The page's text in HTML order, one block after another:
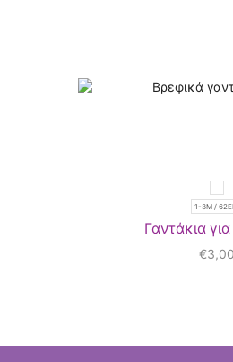
1-3Μ /
Γαντάκια
€3,00